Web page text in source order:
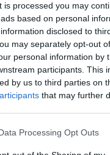
is processed you may
based on personal
disclosed to
may separately opt-out
personal information by
participants. This
by us to third parties on
that may further
Processing Opt Outs
comentario ...
para Ver las
y Space Rock 🎸✨
intergaláctico: la mejor
space rock y atmósferas
de astronomía. 🪐🎸
y siente la gravedad cero.
para tu próxima noche
Playlists
D E F G H